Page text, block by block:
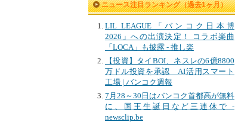
ニュース注目ランキング（過去1ヶ月）
LIL LEAGUE「バンコク日本博
2026」への出演決定！ コラボ楽曲
「LOCA」も披露 - 推し楽
【投資】タイBOI、ネスレの6億8800
万ドル投資を承認 AI活用スマート
工場 | バンコク週報
7月28～30日はバンコク首都高が無料
に、国王生誕日など三連休で -
newsclip.be